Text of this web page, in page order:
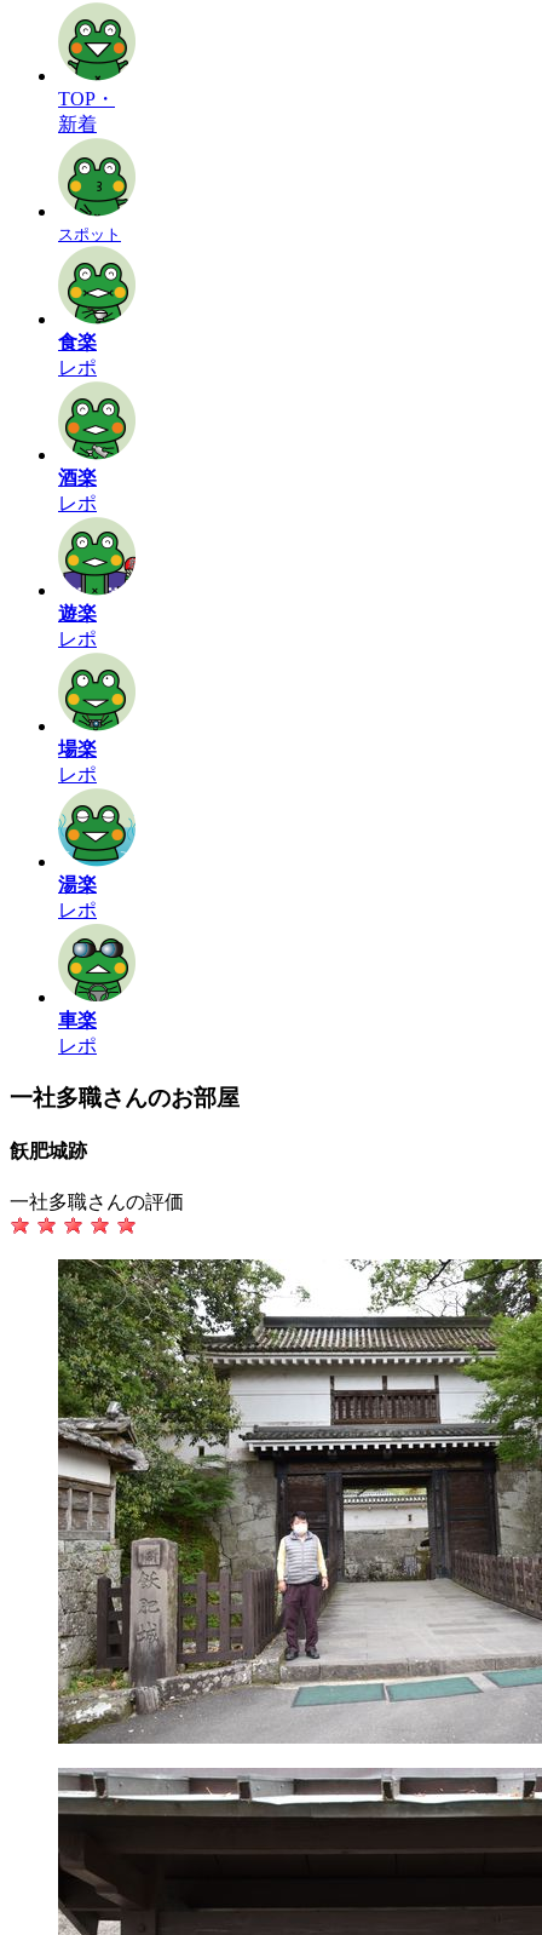
TOP・
新着
スポット
食楽
レポ
酒楽
レポ
遊楽
レポ
場楽
レポ
湯楽
レポ
車楽
レポ
一社多職さんのお部屋
飫肥城跡
一社多職さんの評価